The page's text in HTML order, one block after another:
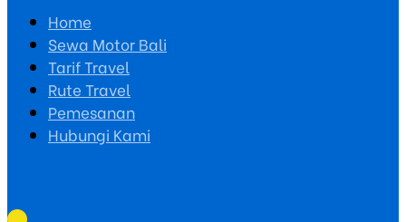
Home
Sewa Motor Bali
Tarif Travel
Rute Travel
Pemesanan
Hubungi Kami